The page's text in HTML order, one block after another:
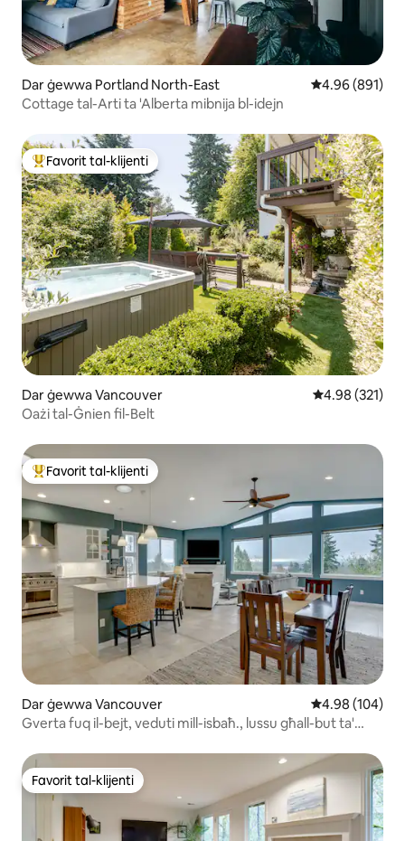
Dar ġewwa Portland North-East Rating medju
4.96 (891)
Cottage tal-Arti ta 'Alberta mibnija bl-idejn
Wieħed mill-aqwa favoriti tal-klijenti
Favorit tal-klijenti
Dar ġewwa Vancouver Rating medju
4.98 (321)
Oażi tal-Ġnien fil-Belt
Wieħed mill-aqwa favoriti tal-klijenti
Favorit tal-klijenti
Dar ġewwa Vancouver Rating medju
4.98 (104)
Gverta fuq il-bejt, veduti mill-isbaħ., lussu għall-but ta'
Favorit tal-klijenti
Favorit tal-klijenti